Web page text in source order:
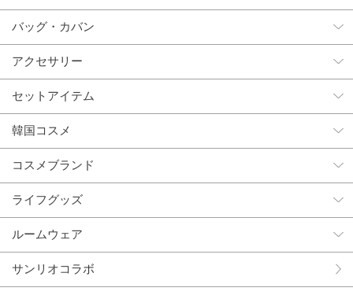
バッグ・カバン
アクセサリー
セットアイテム
韓国コスメ
コスメブランド
ライフグッズ
ルームウェア
サンリオコラボ